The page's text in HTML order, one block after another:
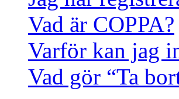
Vad är COPPA?
Varför kan jag
Vad gör “Ta